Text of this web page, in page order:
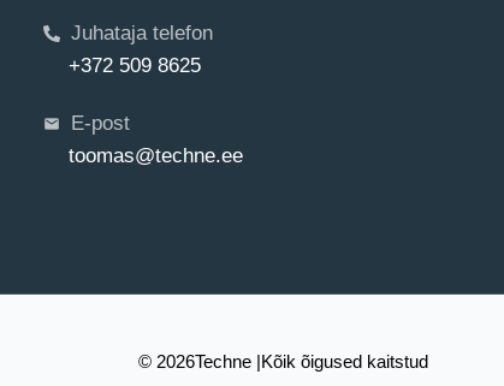
Juhataja telefon
+372 509 8625
E-post
toomas@techne.ee
© 2026Techne |Kõik õigused kaitstud